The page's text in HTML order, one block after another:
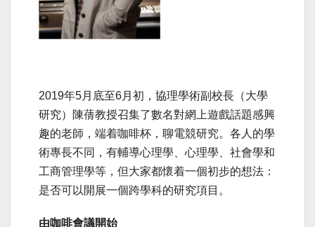
2019年5月底至6月初，協理學術副校長（大學
研究）陳蒨教授召集了數名對網上遊戲話題感興
趣的老師，端着咖啡杯，聊電競研究。各人的學
術專長不同，有輔導心理學、心理學、社會學和
工商管理學等，但大家都懷着一個初步的想法：
是否可以開展一個跨學科的研究項目。
由咖啡會議開始